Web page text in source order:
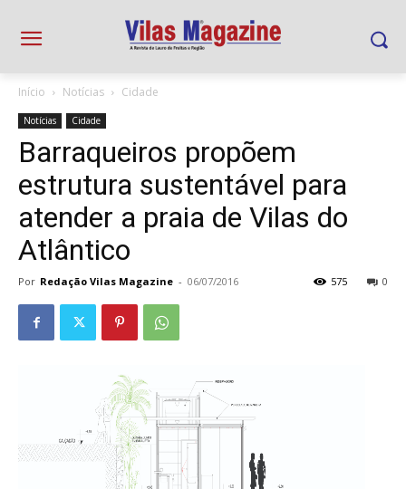
Início Notícias Cidade
Notícias Cidade
Barraqueiros propõem
estrutura sustentável para
atender a praia de Vilas do
Atlântico
Por Redação Vilas Magazine - 06/07/2016 0
575